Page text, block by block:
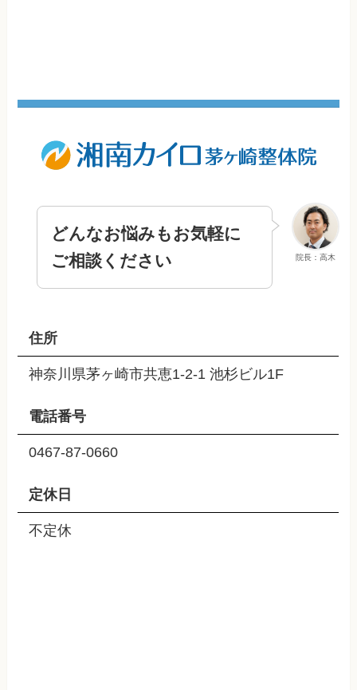
院長：高木
どんなお悩みもお気軽に
ご相談ください
住所
神奈川県茅ヶ崎市共恵1-2-1 池杉ビル1F
電話番号
0467-87-0660
定休日
不定休